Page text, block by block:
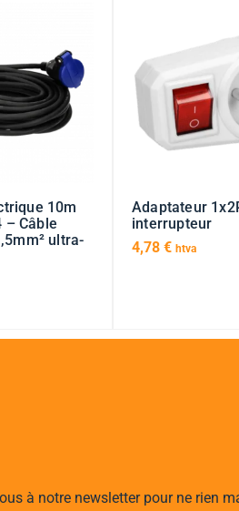
10m
– Câble
ultra-
Adaptateur
interrupteur
4,78 € htva
à notre newsletter pour ne rien